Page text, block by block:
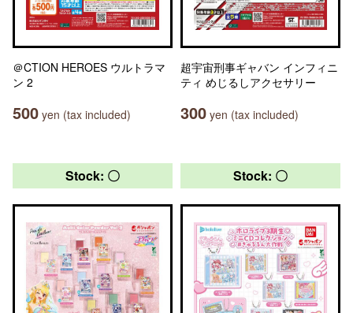
＠CTION HEROES ウルトラマ
ン 2
500 yen (tax included)
超宇宙刑事ギャバン インフィニ
ティ めじるしアクセサリー
300 yen (tax included)
Stock: 〇 Stock: 〇